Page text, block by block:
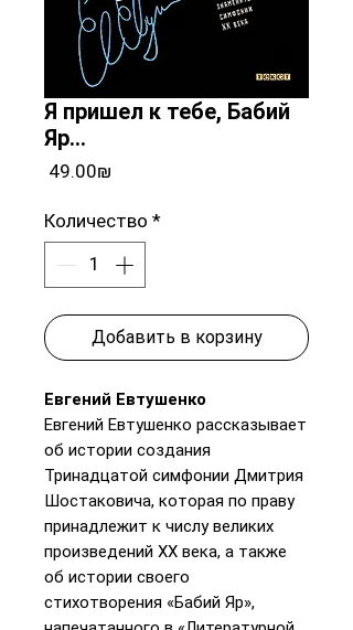
Я пришел к тебе, Бабий
Яр...
‏49.00 ‏₪
Количество *
Добавить в корзину
Евгений Евтушенко
Евгений Евтушенко рассказывает
об истории создания
Тринадцатой симфонии Дмитрия
Шостаковича, которая по праву
принадлежит к числу великих
произведений ХХ века, а также
об истории своего
стихотворения «Бабий Яр»,